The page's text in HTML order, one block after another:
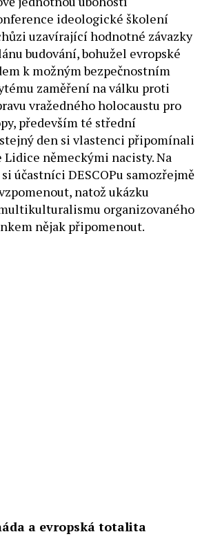
ideologické školení
uzavírající hodnotné závazky
budování, bohužel evropské
k možným bezpečnostním
zaměření na válku proti
vražedného holocaustu pro
především té střední
den si vlastenci připomínali
německými nacisty. Na
účastníci DESCOPu samozřejmě
natož ukázku
organizovaného
nějak připomenout.
a evropská totalita